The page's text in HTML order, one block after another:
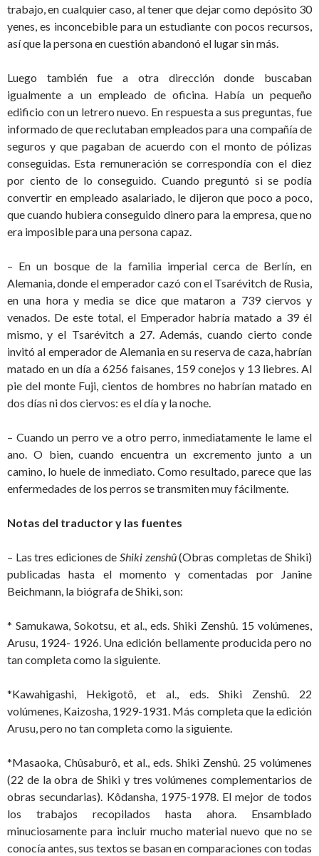
trabajo, en cualquier caso, al tener que dejar como depósito 30
yenes, es inconcebible para un estudiante con pocos recursos,
así que la persona en cuestión abandonó el lugar sin más.
Luego también fue a otra dirección donde buscaban
igualmente a un empleado de oficina. Había un pequeño
edificio con un letrero nuevo. En respuesta a sus preguntas, fue
informado de que reclutaban empleados para una compañía de
seguros y que pagaban de acuerdo con el monto de pólizas
conseguidas. Esta remuneración se correspondía con el diez
por ciento de lo conseguido. Cuando preguntó si se podía
convertir en empleado asalariado, le dijeron que poco a poco,
que cuando hubiera conseguido dinero para la empresa, que no
era imposible para una persona capaz.
– En un bosque de la familia imperial cerca de Berlín, en
Alemania, donde el emperador cazó con el Tsarévitch de Rusia,
en una hora y media se dice que mataron a 739 ciervos y
venados. De este total, el Emperador habría matado a 39 él
mismo, y el Tsarévitch a 27. Además, cuando cierto conde
invitó al emperador de Alemania en su reserva de caza, habrían
matado en un día a 6256 faisanes, 159 conejos y 13 liebres. Al
pie del monte Fuji, cientos de hombres no habrían matado en
dos días ni dos ciervos: es el día y la noche.
– Cuando un perro ve a otro perro, inmediatamente le lame el
ano. O bien, cuando encuentra un excremento junto a un
camino, lo huele de inmediato. Como resultado, parece que las
enfermedades de los perros se transmiten muy fácilmente.
Notas del traductor y las fuentes
– Las tres ediciones de Shiki zenshû(Obras completas de Shiki)
publicadas hasta el momento y comentadas por Janine
Beichmann, la biógrafa de Shiki, son:
* Samukawa, Sokotsu, et al., eds. Shiki Zenshû. 15 volúmenes,
Arusu, 1924- 1926. Una edición bellamente producida pero no
tan completa como la siguiente.
*Kawahigashi, Hekigotô, et al., eds. Shiki Zenshû. 22
volúmenes, Kaizosha, 1929-1931. Más completa que la edición
Arusu, pero no tan completa como la siguiente.
*Masaoka, Chûsaburô, et al., eds. Shiki Zenshû. 25 volúmenes
(22 de la obra de Shiki y tres volúmenes complementarios de
obras secundarias). Kôdansha, 1975-1978. El mejor de todos
los trabajos recopilados hasta ahora. Ensamblado
minuciosamente para incluir mucho material nuevo que no se
conocía antes, sus textos se basan en comparaciones con todas